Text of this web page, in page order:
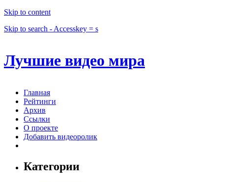
Skip to content
Skip to search - Accesskey = s
Лучшие видео мира
Главная
Рейтинги
Архив
Ссылки
О проекте
Добавить видеоролик
Категории